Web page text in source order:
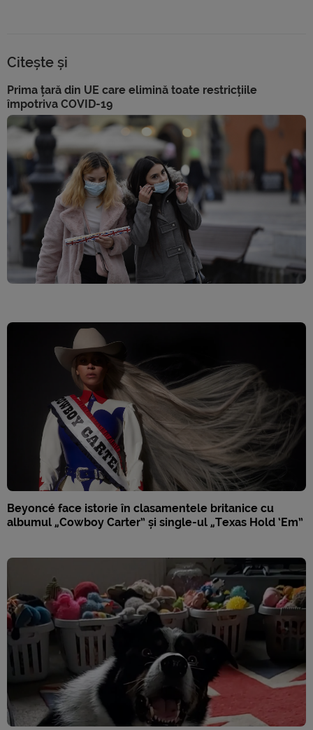
Citește și
Prima țară din UE care elimină toate restricțiile
împotriva COVID-19
Beyoncé face istorie în clasamentele britanice cu
albumul „Cowboy Carter” și single-ul „Texas Hold ‘Em”